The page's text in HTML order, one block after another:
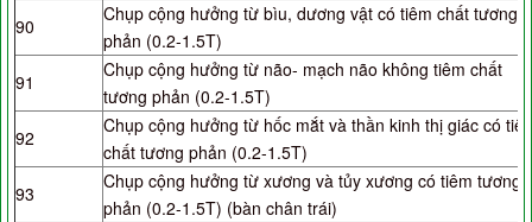
90
Chụp cộng hưởng từ bìu, dương vật có tiêm chất tương
phản (0.2-1.5T)
91
Chụp cộng hưởng từ não- mạch não không tiêm chất
tương phản (0.2-1.5T)
92
Chụp cộng hưởng từ hốc mắt và thần kinh thị giác có
chất tương phản (0.2-1.5T)
93
Chụp cộng hưởng từ xương và tủy xương có tiêm tương
phản (0.2-1.5T) (bàn chân trái)